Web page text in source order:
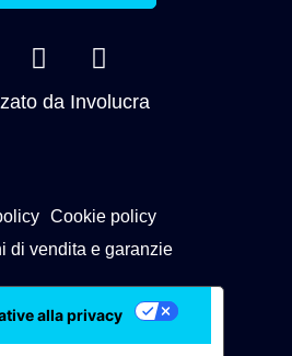
da Involucra
Cookie policy
di vendita e garanzie
alla privacy